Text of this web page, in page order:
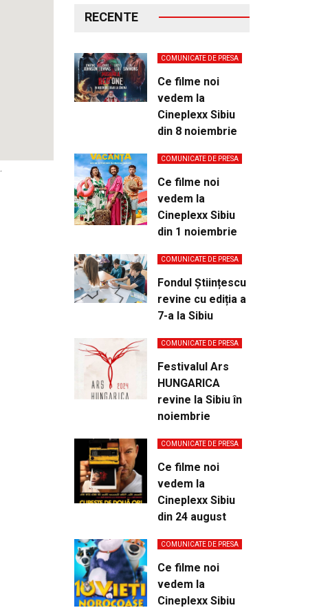
RECENTE
COMUNICATE DE PRESA
Ce filme noi
vedem la
Cineplexx Sibiu
din 8 noiembrie
COMUNICATE DE PRESA
Ce filme noi
vedem la
Cineplexx Sibiu
din 1 noiembrie
COMUNICATE DE PRESA
Fondul Științescu
revine cu ediția a
7-a la Sibiu
COMUNICATE DE PRESA
Festivalul Ars
HUNGARICA
revine la Sibiu în
noiembrie
COMUNICATE DE PRESA
Ce filme noi
vedem la
Cineplexx Sibiu
din 24 august
COMUNICATE DE PRESA
Ce filme noi
vedem la
Cineplexx Sibiu